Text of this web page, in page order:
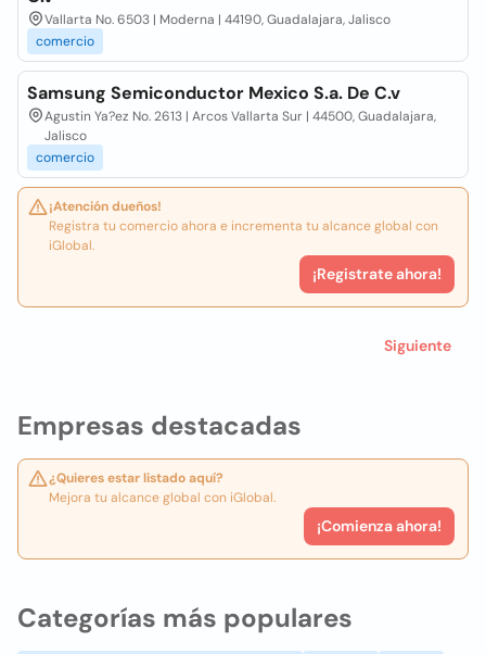
Empresas destacadas
¿Quieres estar listado aquí?
Mejora tu alcance global con iGlobal.
¡Comienza ahora!
Vallarta No. 6503 | Moderna | 44190, Guadalajara, Jalisco
comercio
Samsung Semiconductor Mexico S.a. De C.v
Agustin Ya?ez No. 2613 | Arcos Vallarta Sur | 44500, Guadalajara,
Jalisco
comercio
¡Atención dueños!
Registra tu comercio ahora e incrementa tu alcance global con
iGlobal.
¡Registrate ahora!
Siguiente
Categorías más populares